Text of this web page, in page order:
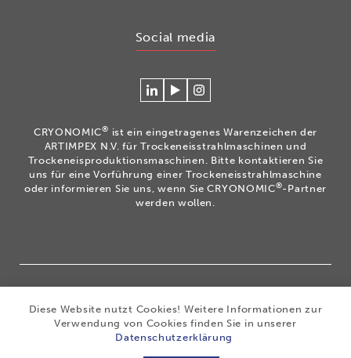
Social media
Verlinken
sich
mit
Cryonomic
auf
Linkedin
Betrachten
unsere
Videos
auf
unserem
Cryonomic
YouTube-
Volg
Instagram
CRYONOMIC® ist ein eingetragenes Warenzeichen der
ARTIMPEX N.V. für Trockeneisstrahlmaschinen und
Trockeneisproduktionsmaschinen. Bitte kontaktieren Sie
uns für eine Vorführung einer Trockeneisstrahlmaschine
oder informieren Sie uns, wenn Sie CRYONOMIC®-Partner
werden wollen.
Warenzeichen der ARTIMPEX nv
| Datenschutz
|
Haftungsausschluss
Cookies |
Diese Website nutzt Cookies! Weitere Informationen zur
Verwendung von Cookies finden Sie in unserer
Datenschutzerklärung